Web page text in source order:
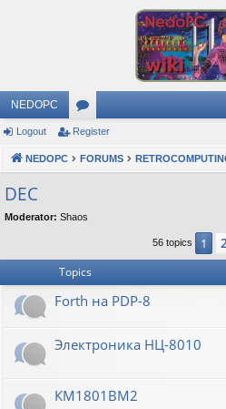
NEDOPC
or
u
s
Logout Register
NEDOPC FORUMS
DEC
Moderator: Shaos
56 topics 1
Topics
Forth на PDP-8
Электроника НЦ-8010
КМ1801ВМ2